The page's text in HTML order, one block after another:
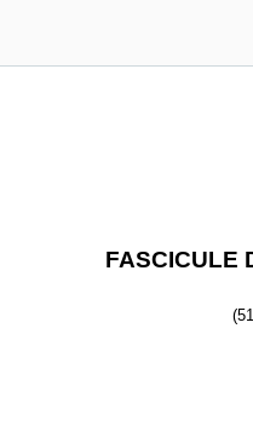
FASCICULE